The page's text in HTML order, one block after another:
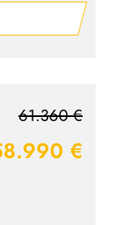
€
61.360 €